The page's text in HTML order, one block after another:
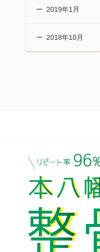
2019年1月
2018年10月